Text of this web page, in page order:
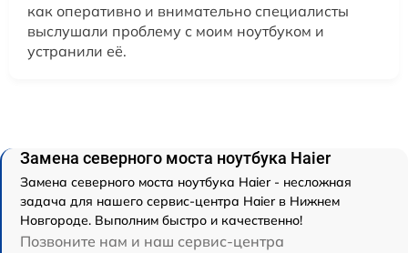
как оперативно и внимательно специалисты
выслушали проблему с моим ноутбуком и
устранили её.
Замена северного моста ноутбука Haier
Замена северного моста ноутбука Haier - несложная
задача для нашего сервис-центра Haier в Нижнем
Новгороде. Выполним быстро и качественно!
Позвоните нам и наш сервис-центра